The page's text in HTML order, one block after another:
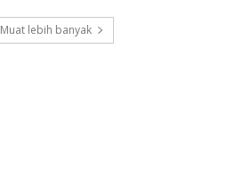
Muat lebih banyak